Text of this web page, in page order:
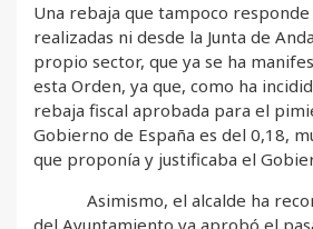
Una rebaja que tampoco
realizadas ni desde la Junta de
propio sector, que ya se ha
esta Orden, ya que, como ha
rebaja fiscal aprobada para el
Gobierno de España es del 0,18,
que proponía y justificaba el
Asimismo, el alcalde ha